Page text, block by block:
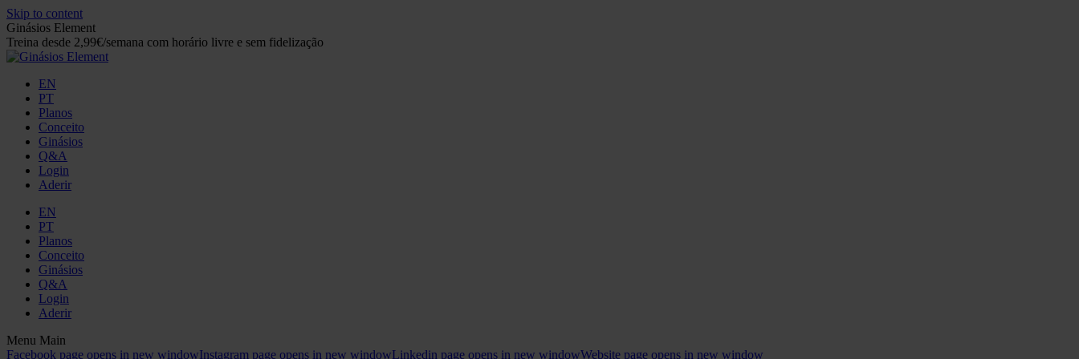
Skip to content
Ginásios Element
Treina desde 2,99€/semana com horário livre e sem fidelização
EN
PT
Planos
Conceito
Ginásios
Q&A
Login
Aderir
EN
PT
Planos
Conceito
Ginásios
Q&A
Login
Aderir
Menu Main
Facebook page opens in new windowInstagram page opens in new windowLinkedin page opens in new windowWebsite page opens in new window